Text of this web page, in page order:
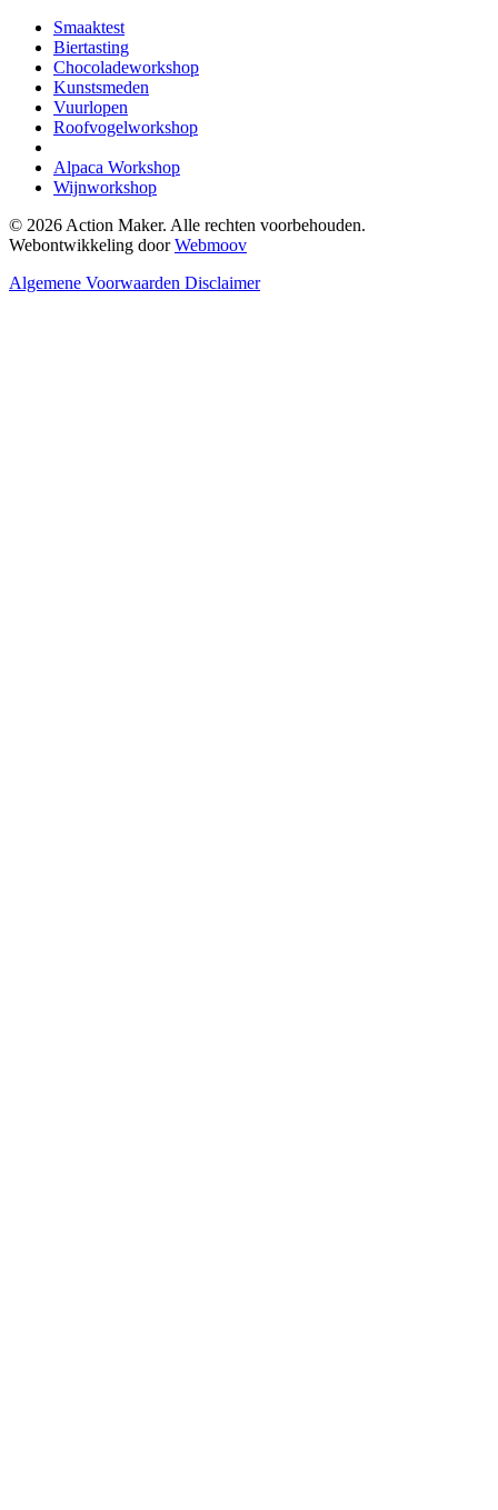
Smaaktest
Biertasting
Chocoladeworkshop
Kunstsmeden
Vuurlopen
Roofvogelworkshop
Alpaca Workshop
Wijnworkshop
© 2026 Action Maker. Alle rechten voorbehouden.
Webontwikkeling doorWebmoov
Algemene Voorwaarden Disclaimer